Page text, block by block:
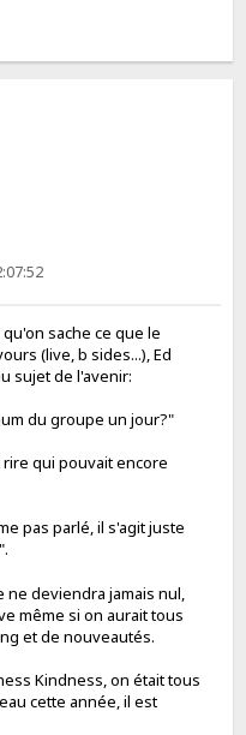
sache ce que le
(live, b sides...), Ed
sujet de l'avenir:
du groupe un jour?"
qui pouvait encore
pas parlé, il s'agit juste
ne deviendra jamais nul,
même si on aurait tous
et de nouveautés.
Kindness, on était tous
cette année, il est